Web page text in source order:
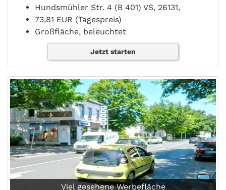
Hundsmühler Str. 4 (B 401) VS, 26131,
73,81 EUR (Tagespreis)
Großfläche, beleuchtet
Jetzt starten
Viel gesehene Werbefläche